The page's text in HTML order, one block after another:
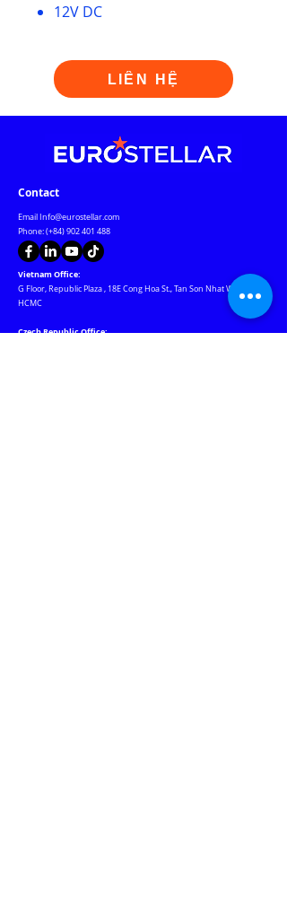
12V DC
LIÊN HỆ
Contact
EmailInfo@eurostellar.com
Phone: (+84)902 401 488
Vietnam Office:
G Floor, Republic Plaza, 18E Cong Hoa St., Tan Son Nhat Ward
HCMC
Czech Republic Office: